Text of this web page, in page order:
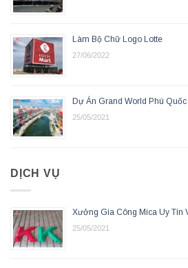
Làm Bộ Chữ Logo Lotte
27/06/2022
Dự Án Grand World Phú Quốc
25/05/2021
DỊCH VỤ
Xưởng Gia Công Mica Uy Tín
25/05/2021